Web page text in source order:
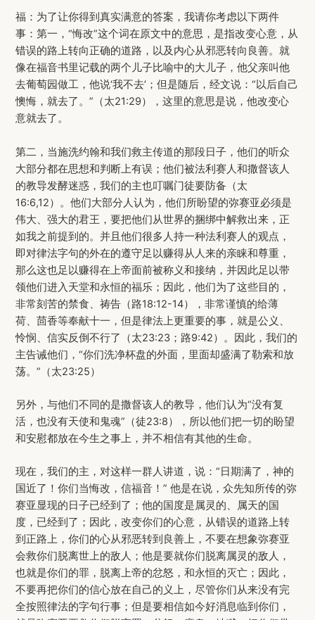
福：为了让你得到真实满意的答案，我请你考虑以下两件
事：第一，“悔改”这个词在原文中的意思，是指改变心意，从
错误的路上转向正确的道路，以及内心从邪恶转向良善。就
像在福音书里记载的两个儿子比喻中的大儿子，他父亲叫他
去葡萄园做工，他说‘我不去’；但是随后，经文说：“以后自己
懊悔，就去了。”（太21:29），这里的意思是说，他改变心
意就去了。
第二，当施洗约翰和我们救主传道的那段日子，他们的听众
大部分都在思想和判断上有误；他们被法利赛人和撒督该人
的教导发酵迷惑，我们的主也叮嘱门徒要防备（太
16:6,12）。他们大部分人认为，他们所盼望的弥赛亚必须是
伟大、强大的君王，要把他们从世界的捆绑中解救出来，正
如我之前提到的。并且他们很多人持一种法利赛人的观点，
即对律法字句的外在的遵守足以赚得从人来的亲睐和尊重，
那么这也足以赚得在上帝面前被称义和接纳，并因此足以带
领他们进入天堂和永恒的福乐；因此，他们为了这些目的，
非常刻苦的禁食、祷告（路18:12-14），非常谨慎的给薄
荷、茴香等奉献十一，但是律法上更重要的事，就是公义、
怜悯、信实反倒不行了（太23:23；路9:42）。因此，我们的
主告诫他们，“你们洗净杯盘的外面，里面却盛满了勒索和放
荡。”（太23:25）
另外，与他们不同的是撒督该人的教导，他们认为“没有复
活，也没有天使和鬼魂”（徒23:8），所以他们把一切的盼望
和安慰都放在今生之事上，并不相信有其他的生命。
现在，我们的主，对这样一群人讲道，说：“日期满了，神的
国近了！你们当悔改，信福音！” 他是在说，众先知所传的弥
赛亚显现的日子已经到了；他的国度是属灵的、属天的国
度，已经到了；因此，改变你们的心意，从错误的道路上转
到正路上，你们的心从邪恶转到良善上，不要在想象弥赛亚
会救你们脱离世上的敌人；他是要就你们脱离属灵的敌人，
也就是你们的罪，脱离上帝的忿怒，和永恒的灭亡；因此，
不要再把你们的信心放在自己的义上，尽管你们从来没有完
全按照律法的字句行事；但是要相信如今好消息临到你们，